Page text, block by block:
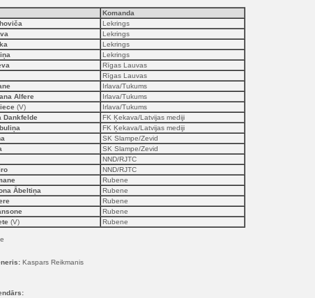
Komanda
Lekrings
Lekrings
Lekrings
Lekrings
Rīgas Lauvas
Rīgas Lauvas
Irlava/Tukums
Alfere
Irlava/Tukums
(V)
Irlava/Tukums
Dankfelde
FK Ķekava/Latvijas mediji
FK Ķekava/Latvijas mediji
SK Slampe/Zevid
SK Slampe/Zevid
NND/RJTC
NND/RJTC
Rubene
Ābeltiņa
Rubene
Rubene
Rubene
(V) Rubene
Kaspars Reikmanis